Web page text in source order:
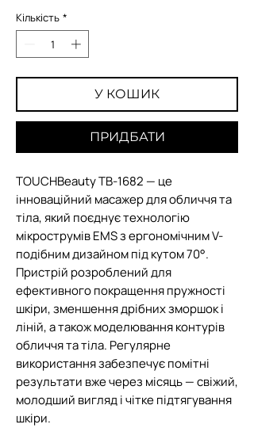
Кількість *
У КОШИК
ПРИДБАТИ
TOUCHBeauty TB-1682 — це
інноваційний масажер для обличчя та
тіла, який поєднує технологію
мікрострумів EMS з ергономічним V-
подібним дизайном під кутом 70°.
Пристрій розроблений для
ефективного покращення пружності
шкіри, зменшення дрібних зморшок і
ліній, а також моделювання контурів
обличчя та тіла. Регулярне
використання забезпечує помітні
результати вже через місяць — свіжий,
молодший вигляд і чітке підтягування
шкіри.